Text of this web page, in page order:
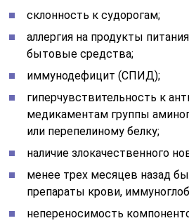
склонность к судорогам;
аллергия на продукты
бытовые средства;
иммунодефицит (СПИД);
гиперчувствительность к
медикаментам группы
или перепелиному белку;
наличие злокачественного
менее трех месяцев назад
препараты крови,
непереносимость